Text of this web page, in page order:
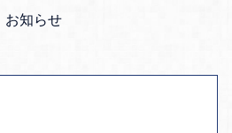
お知らせ